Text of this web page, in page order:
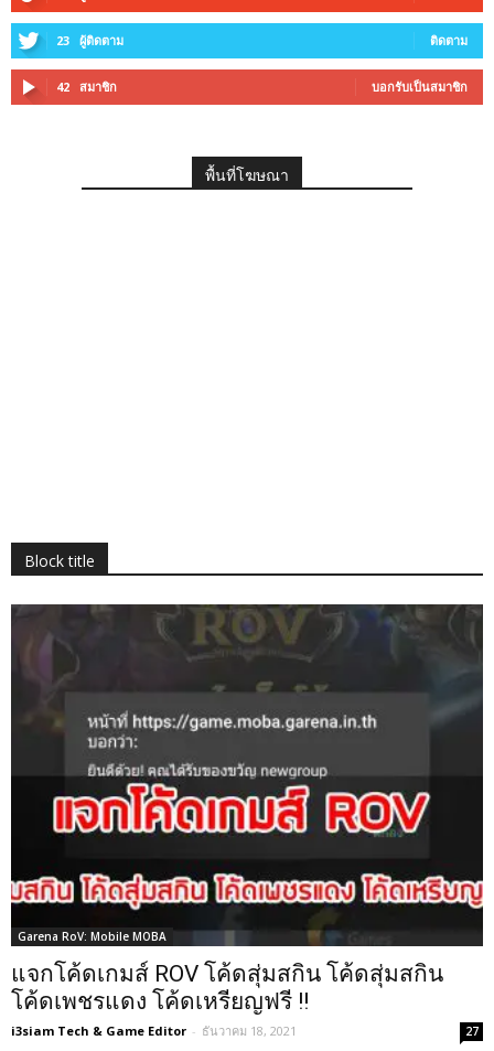
23 ผู้ติดตาม ติดตาม
42 สมาชิก บอกรับเป็นสมาชิก
พื้นที่โฆษณา
Block title
Garena RoV: Mobile MOBA
แจกโค้ดเกมส์ ROV โค้ดสุ่มสกิน โค้ดสุ่มสกิน
โค้ดเพชรแดง โค้ดเหรียญฟรี !!
i3siam Tech & Game Editor - ธันวาคม 18, 2021 27